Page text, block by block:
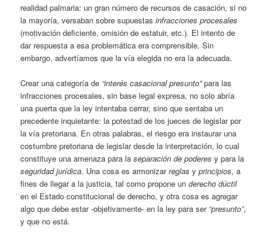
realidad palmaria: un gran número de recursos de casación, si no
la mayoría, versaban sobre supuestasinfracciones procesales
(motivación deficiente, omisión de estatuir, etc.). El intento de
dar respuesta a esa problemática era comprensible. Sin
embargo, advertíamos que la vía elegida no era la adecuada.
Crear una categoría de “interés casacional presunto”para las
infracciones procesales, sin base legal expresa, no solo abría
una puerta que la ley intentaba cerrar, sino que sentaba un
precedente inquietante: la potestad de los jueces de legislar por
la vía pretoriana. En otras palabras, el riesgo era instaurar una
costumbre pretoriana de legislar desde la interpretación, lo cual
constituye una amenaza para laseparación de poderes y para la
seguridad jurídica. Una cosa es armonizarreglas yprincipios, a
fines de llegar a la justicia, tal como propone underecho dúctil
en el Estado constitucional de derecho, y otra cosa es agregar
algo que debe estar -objetivamente- en la ley para ser “presunto”,
y que no está.